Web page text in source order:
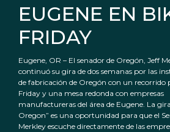
EUGENE EN
FRIDAY
Eugene, OR – El senador de Oregón, Jeff
continuó su gira de dos semanas por las
de fabricación de Oregón con un recorrido
Friday y una mesa redonda con empresas
manufactureras del área de Eugene. La
Oregon” es una oportunidad para que el
Merkley escuche directamente de las